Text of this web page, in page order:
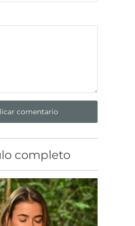
completo